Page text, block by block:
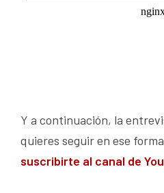
Y a continuación, la
quieres seguir en ese
suscribirte al canal de